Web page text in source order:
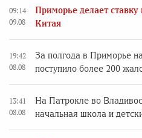
09:14
09.08
Приморье делает ставку
Китая
19:42
08.08
За полгода в Приморье
поступило более 200
13:41
08.08
На Патрокле во
начальная школа и